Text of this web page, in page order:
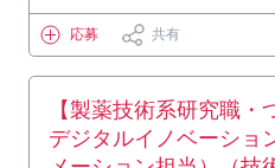
応募 共有
【製薬技術系研究職・
デジタルイノベーショ